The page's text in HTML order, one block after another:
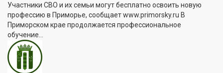
Участники СВО и их семьи могут бесплатно освоить новую
профессию в Приморье, сообщает www.primorsky.ru В
Приморском крае продолжается профессиональное
обучение...